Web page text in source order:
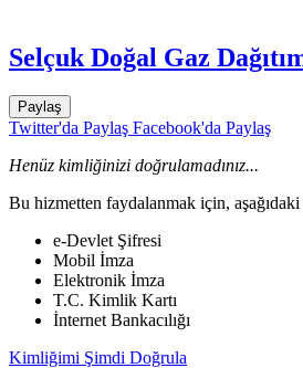
Selçuk Doğal Gaz
Paylaş
Twitter'da Paylaş Facebook'da Paylaş
Henüz kimliğinizi doğrulamadınız...
Bu hizmetten faydalanmak için,
e-Devlet Şifresi
Mobil İmza
Elektronik İmza
T.C. Kimlik Kartı
İnternet Bankacılığı
Kimliğimi Şimdi Doğrula